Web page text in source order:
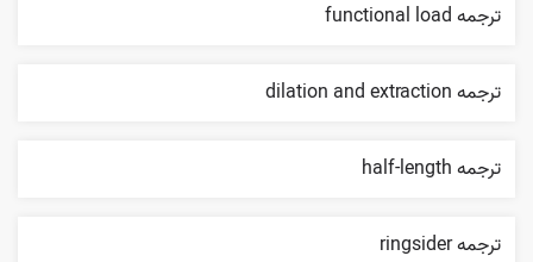
ترجمه functional load
ترجمه dilation and extraction
ترجمه half-length
ترجمه ringsider